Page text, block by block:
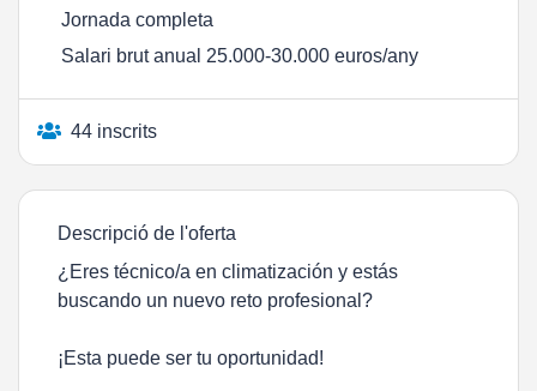
Jornada completa
Salari brut anual 25.000-30.000 euros/any
44 inscrits
Descripció de l'oferta
¿Eres técnico/a en climatización y estás
buscando un nuevo reto profesional?
¡Esta puede ser tu oportunidad!